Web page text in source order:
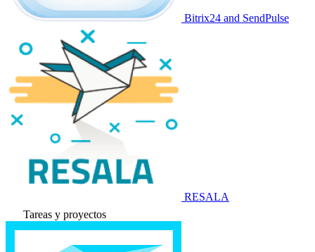
Bitrix24 and SendPulse
RESALA
Tareas y proyectos